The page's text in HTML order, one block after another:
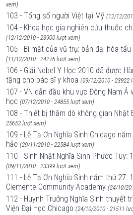
xem)
103 - Tổng số người Việt tại Mỹ (12/12/
104 - Khoa học gia nghiên cứu thuốc
(12/12/2010 - 23900 lượt xem)
105 - Bí mật của vũ trụ: bản đại hòa
(11/12/2010 - 24276 lượt xem)
106 - Giải Nobel Y Học 2010 đã được
tặng cho bác sĩ y khoa (09/12/2010 - 23922
107 - VN dẫn đầu khu vực Đông Nam Á
học (07/12/2010 - 24855 lượt xem)
108 - Thiết bị thăm dò không gian Nhật
25653 lượt xem)
109 - Lễ Tạ Ơn Nghĩa Sinh Chicago
hảo (29/11/2010 - 22584 lượt xem)
110 - Sinh Nhật Nghĩa Sinh Phước
(09/11/2010 - 23399 lượt xem)
111 - Lễ Tạ Ơn Nghĩa Sinh năm thứ 27:
Clemente Community Academy (24/10/
112 - Huynh Trưởng Nghĩa Sinh thuyết
Viện Đại Học Chicago (24/10/2010 - 21511